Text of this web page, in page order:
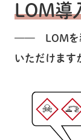
LOM導
—— LOMを導
いただけます